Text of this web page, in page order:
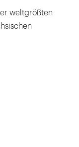
weltgrößten